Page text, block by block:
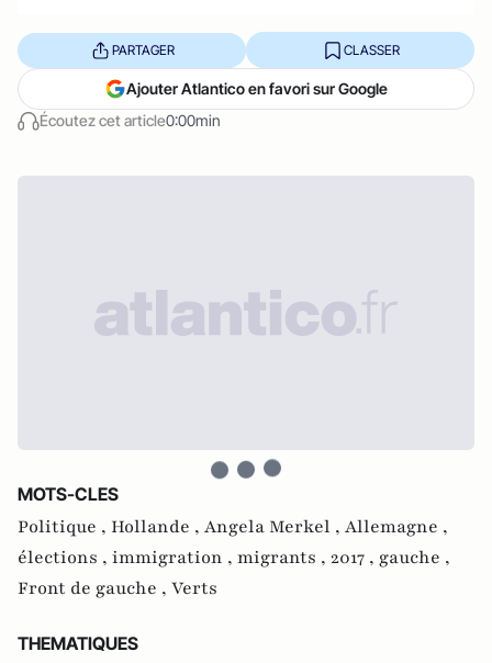
Écoutez cet article0:00min
PARTAGER CLASSER
Ajouter Atlantico en favori sur Google
MOTS-CLES
Politique , Hollande , Angela Merkel , Allemagne ,
élections , immigration , migrants , 2017 , gauche ,
Front de gauche , Verts
THEMATIQUES